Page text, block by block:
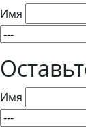
Имя
Имя